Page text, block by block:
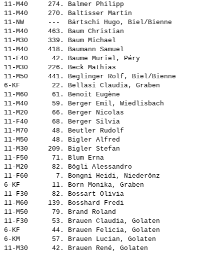
11-M40     274. Balmer Philipp
11-M40     270. Baltisser Martin
11-NW      --- Bärtschi Hugo, Biel/Bienne
11-M40     463. Baum Christian
11-M30     339. Baum Michael
11-M40     418. Baumann Samuel
11-F40      42. Baume Muriel, Péry
11-M30     226. Beck Mathias
11-M50     441. Beglinger Rolf, Biel/Bienne
6-KF        22. Bellasi Claudia, Graben
11-M60      61. Benoit Eugène
11-M40      59. Berger Emil, Wiedlisbach
11-M20      66. Berger Nicolas
11-F40      68. Berger Silvia
11-M70      48. Beutler Rudolf
11-M50      48. Bigler Alfred
11-M30     209. Bigler Stefan
11-F50      71. Blum Erna
11-M20      82. Bögli Alessandro
11-F60       7. Bongni Heidi, Niederönz
6-KF        11. Born Monika, Graben
11-F30      82. Bossart Olivia
11-M60     139. Bosshard Fredi
11-M50      79. Brand Roland
11-F30      53. Brauen Claudia, Golaten
6-KF        44. Brauen Felicia, Golaten
6-KM        57. Brauen Lucian, Golaten
11-M30      42. Brauen René, Golaten